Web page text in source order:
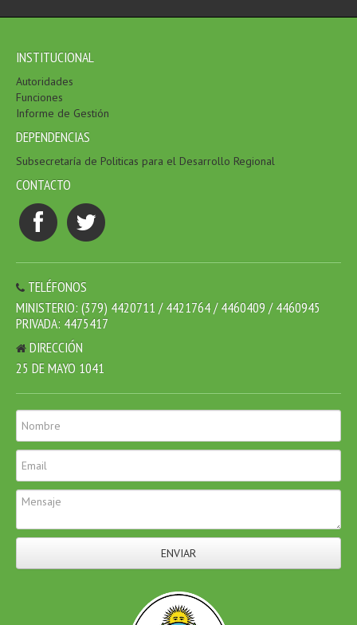
INSTITUCIONAL
Autoridades
Funciones
Informe de Gestión
DEPENDENCIAS
Subsecretaría de Politicas para el Desarrollo Regional
CONTACTO
TELÉFONOS
MINISTERIO: (379) 4420711 / 4421764 / 4460409 / 4460945
PRIVADA: 4475417
DIRECCIÓN
25 DE MAYO 1041
ENVIAR